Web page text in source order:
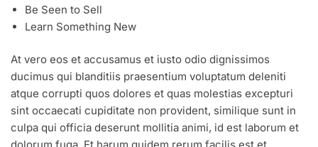
Be Seen to Sell
Learn Something New
At vero eos et accusamus et iusto odio dignissimos
ducimus qui blanditiis praesentium voluptatum deleniti
atque corrupti quos dolores et quas molestias excepturi
sint occaecati cupiditate non provident, similique sunt in
culpa qui officia deserunt mollitia animi, id est laborum et
dolorum fuga. Et harum quidem rerum facilis est et